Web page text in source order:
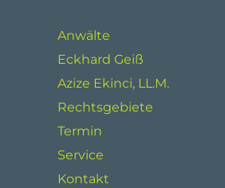
Anwälte
Eckhard Geiß
Azize Ekinci, LL.M.
Rechtsgebiete
Termin
Service
Kontakt